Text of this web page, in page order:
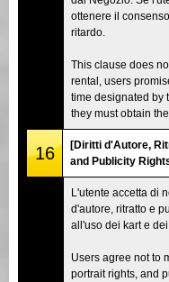
ottenere il
ritardo.
This clause does
rental, users
time designated by
they must obtain
16
[Diritti d'Autore,
and Publicity
L'utente accetta di
d'autore, ritratto e
all'uso dei kart e dei
Users agree not to
portrait rights, and